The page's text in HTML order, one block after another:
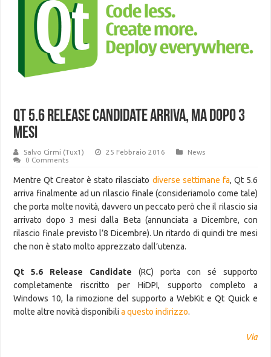
Qt 5.6 Release Candidate arriva, ma dopo 3
mesi
Salvo Cirmi (Tux1) 25 Febbraio 2016
News
0 Comments
Mentre Qt Creator è stato rilasciato diverse settimane fa, Qt 5.6
arriva finalmente ad un rilascio finale (consideriamolo come tale)
che porta molte novità, davvero un peccato però che il rilascio sia
arrivato dopo 3 mesi dalla Beta (annunciata a Dicembre, con
rilascio finale previsto l’8 Dicembre). Un ritardo di quindi tre mesi
che non è stato molto apprezzato dall’utenza.
Qt 5.6 Release Candidate (RC) porta con sé supporto
completamente riscritto per HiDPI, supporto completo a
Windows 10, la rimozione del supporto a WebKit e Qt Quick e
molte altre novità disponibilia questo indirizzo.
Via